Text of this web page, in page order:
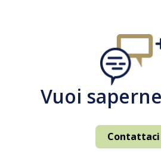
Vuoi
Contattaci